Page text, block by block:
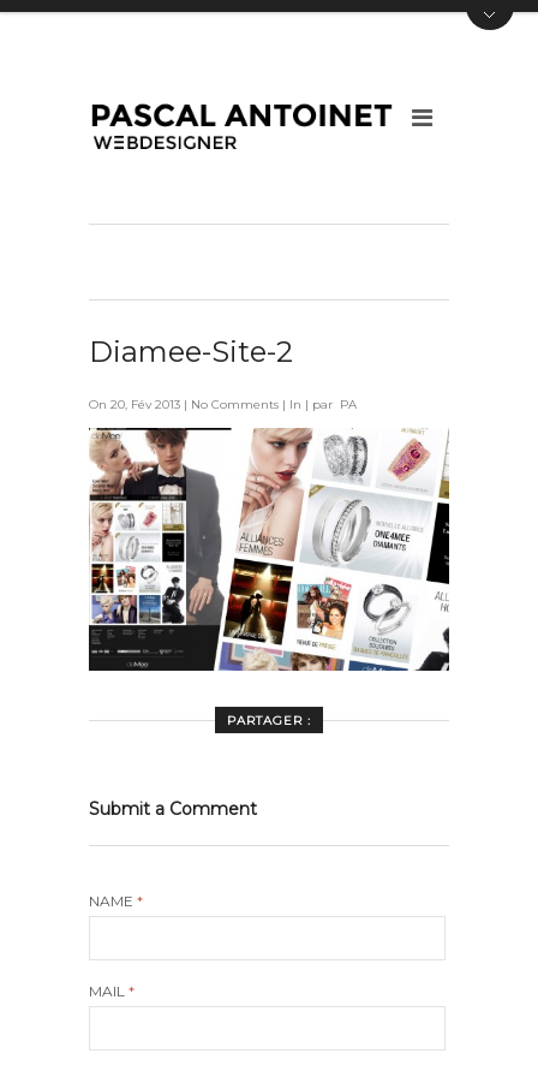
Diamee-Site-2
On 20, Fév 2013 | No Comments | In | par PA
PARTAGER :
Submit a Comment
NAME *
MAIL *